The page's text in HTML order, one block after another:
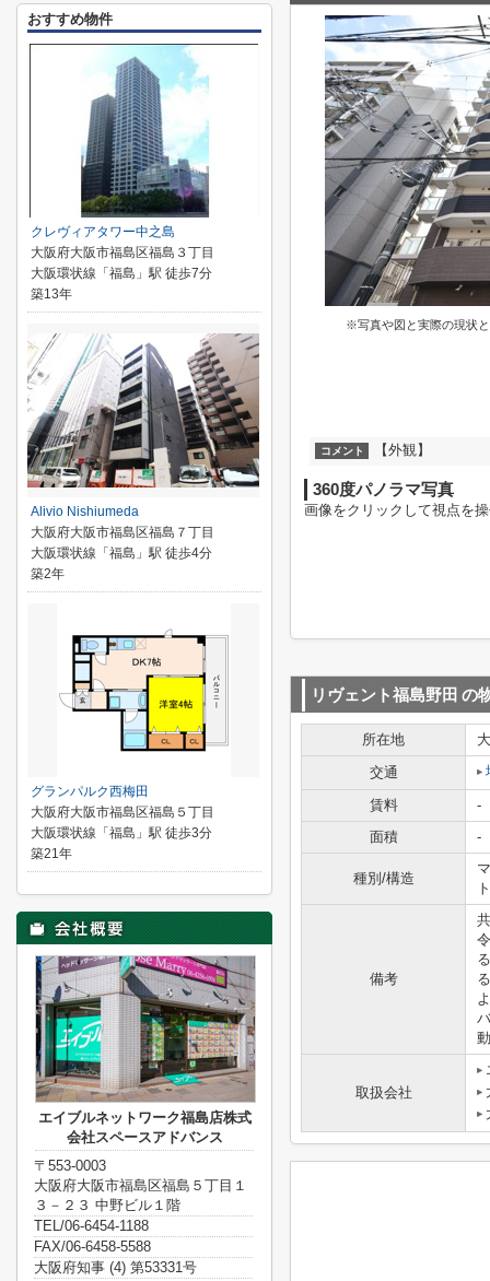
※写真や図と実際の現状
コメント 【外観】
360度パノラマ写真
画像をクリックして視点を
リヴェント福島野田 の
所在地
交通
賃料
-
面積
-
種別/構造
ト
備考
取扱会社
おすすめ物件
クレヴィアタワー中之島
大阪府大阪市福島区福島３丁目
大阪環状線「福島」駅 徒歩7分
築13年
Alivio Nishiumeda
大阪府大阪市福島区福島７丁目
大阪環状線「福島」駅 徒歩4分
築2年
グランパルク西梅田
大阪府大阪市福島区福島５丁目
大阪環状線「福島」駅 徒歩3分
築21年
エイブルネットワーク福島店株式
会社スペースアドバンス
〒553-0003
大阪府大阪市福島区福島５丁目１
３－２３ 中野ビル１階
TEL/06-6454-1188
FAX/06-6458-5588
大阪府知事 (4) 第53331号